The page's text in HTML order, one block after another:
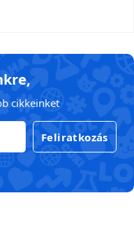
cikkeinket
Feliratkozás